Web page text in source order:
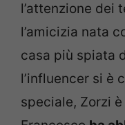
l’attenzione dei
l’amicizia nata
casa più spiata
l’influencer si è
speciale, Zorzi